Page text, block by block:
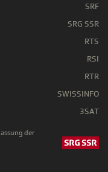
SRF
SRG SSR
RTS
RSI
RTR
SWISSINFO
3SAT
der